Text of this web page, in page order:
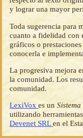
y lograr una mayor
Toda sugerencia para
cuanto a fidelidad con
gráficos o
conocerla e
La progresiva mejora
la comunidad. Los
comunidad.
LexiVoxes un
utilizando
Devenet SRLen el